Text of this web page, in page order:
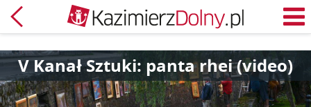
Powrót
V Kanał Sztuki: panta rhei (video)